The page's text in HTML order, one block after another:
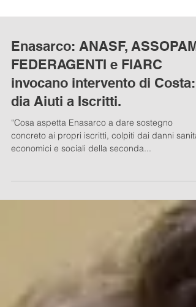
Enasarco: ANASF, ASSOPAM,
FEDERAGENTI e FIARC
invocano intervento di Costa:
dia Aiuti a Iscritti.
“Cosa aspetta Enasarco a dare sostegno